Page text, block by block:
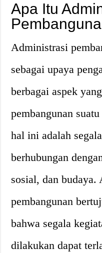
Apa Itu
Administrasi
sebagai upaya
berbagai aspek
pembangunan
hal ini adalah
berhubungan
sosial, dan budaya.
pembangunan
bahwa segala
dilakukan dapat